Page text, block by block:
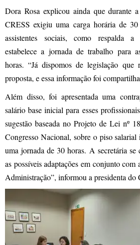
Dora Rosa explicou ainda que durante
CRESS exigiu uma carga horária de 30
assistentes sociais, como respalda
estabelece a jornada de trabalho para
horas. “Já dispomos de legislação que
proposta, e essa informação foi
Além disso, foi apresentada uma
salário base inicial para esses
sugestão baseada no Projeto de Lei nº
Congresso Nacional, sobre o piso
uma jornada de 30 horas. A secretária se
as possíveis adaptações em conjunto com
Administração”, informou a presidenta do